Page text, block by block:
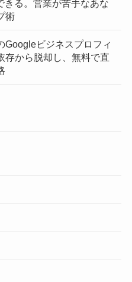
きる。営業が苦手なあな
術
Googleビジネスプロフィ
存から脱却し、無料で直